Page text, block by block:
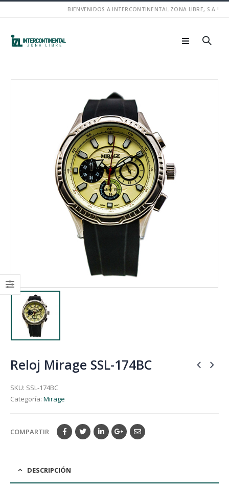
BIENVENIDOS A INTERCONTINENTAL ZONA LIBRE, S.A.!
Reloj Mirage SSL-174BC
SKU: SSL-174BC
Categoría: Mirage
COMPARTIR
DESCRIPCIÓN